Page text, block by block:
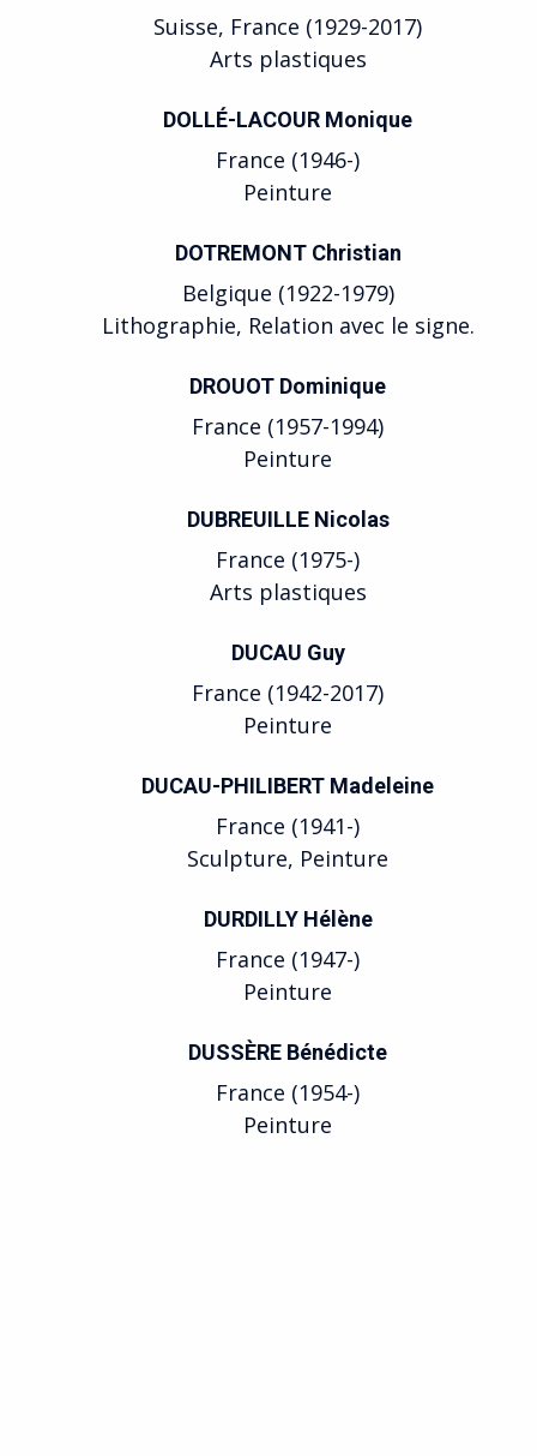
Suisse, France (1929-2017)
Arts plastiques
DOLLÉ-LACOUR Monique
France (1946-)
Peinture
DOTREMONT Christian
Belgique (1922-1979)
Lithographie, Relation avec le signe.
DROUOT Dominique
France (1957-1994)
Peinture
DUBREUILLE Nicolas
France (1975-)
Arts plastiques
DUCAU Guy
France (1942-2017)
Peinture
DUCAU-PHILIBERT Madeleine
France (1941-)
Sculpture, Peinture
DURDILLY Hélène
France (1947-)
Peinture
DUSSÈRE Bénédicte
France (1954-)
Peinture